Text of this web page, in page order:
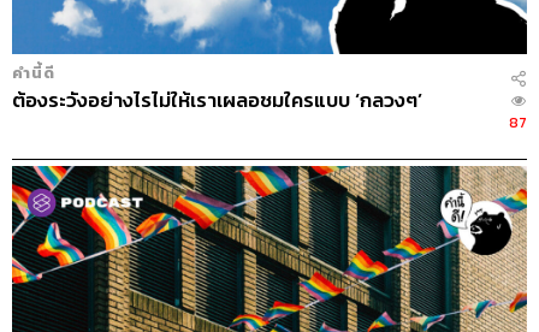
คำนี้ดี
ต้องระวังอย่างไรไม่ให้เราเผลอชมใครแบบ ‘กลวงๆ’
87